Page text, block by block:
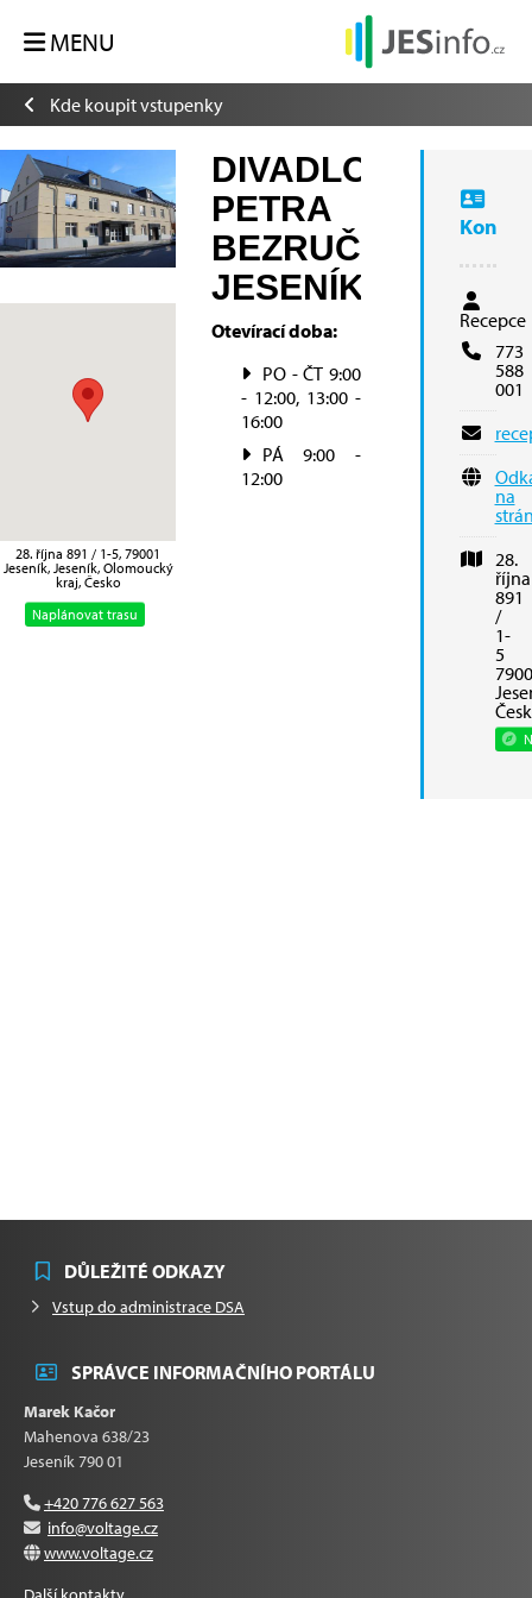
MENU
Kde koupit vstupenky
28. října 891 / 1-5, 79001
Jeseník, Jeseník, Olomoucký
kraj, Česko
Naplánovat trasu
Recepce
773
588
001
na
28.
října
891
/
1-
5
DIVADLO
PETRA
BEZRUČE
JESENÍK
Otevírací doba:
PO - ČT 9:00
- 12:00, 13:00 -
16:00
PÁ 9:00 -
12:00
DŮLEŽITÉ ODKAZY
Vstup do administrace DSA
SPRÁVCE INFORMAČNÍHO PORTÁLU
Marek Kačor
Mahenova 638/23
Jeseník 790 01
+420 776 627 563
info@voltage.cz
www.voltage.cz